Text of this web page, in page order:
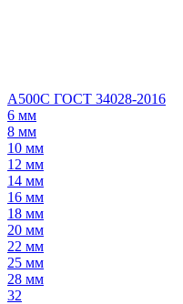
А500С ГОСТ 34028-2016
6 мм
8 мм
10 мм
12 мм
14 мм
16 мм
18 мм
20 мм
22 мм
25 мм
28 мм
32